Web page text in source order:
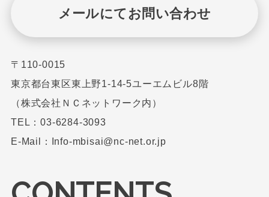
〒110-0015
東京都台東区東上野1-14-5ユーエムビル8階
（株式会社ＮＣネットワーク内）
TEL：03-6284-3093
E-Mail：Info-mbisai@nc-net.or.jp
メールにてお問い合わせ